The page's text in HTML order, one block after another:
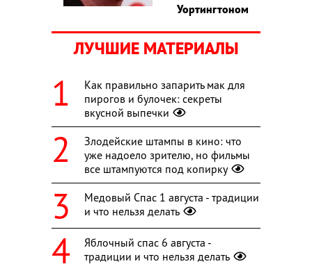
Уортингтоном
ЛУЧШИЕ МАТЕРИАЛЫ
Как правильно запарить мак для
пирогов и булочек: секреты
вкусной выпечки
Злодейские штампы в кино: что
уже надоело зрителю, но фильмы
все штампуются под копирку
Медовый Спас 1 августа - традиции
и что нельзя делать
Яблочный спас 6 августа -
традиции и что нельзя делать